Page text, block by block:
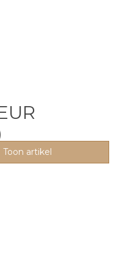
Toon artikel